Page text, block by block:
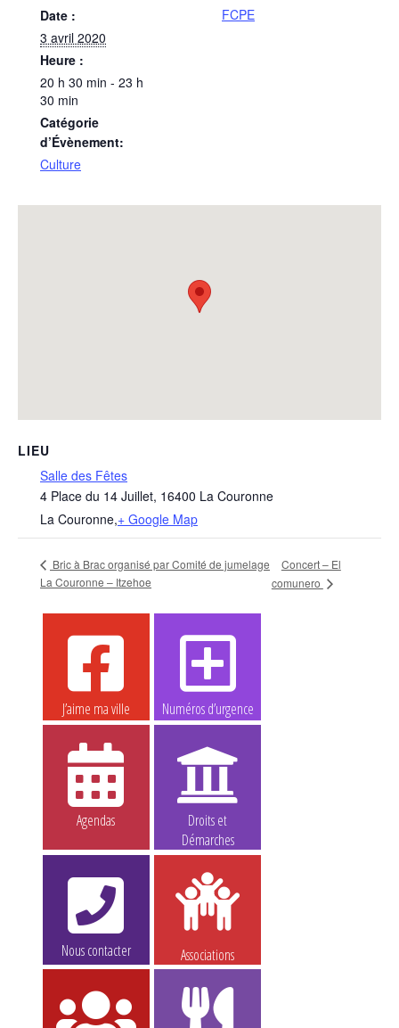
Date :
3 avril 2020
Heure :
20 h 30 min - 23 h
30 min
Catégorie
d’Évènement:
Culture
FCPE
LIEU
Salle des Fêtes
4 Place du 14 Juillet, 16400 La Couronne
La Couronne,+ Google Map
Bric à Brac organisé par Comité de jumelage
La Couronne – Itzehoe
Concert – El
comunero
J’aime ma ville Numéros d’urgence
Agendas
Droits et
Démarches
Nous contacter Associations